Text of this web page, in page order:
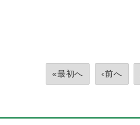
«最初へ ‹前へ